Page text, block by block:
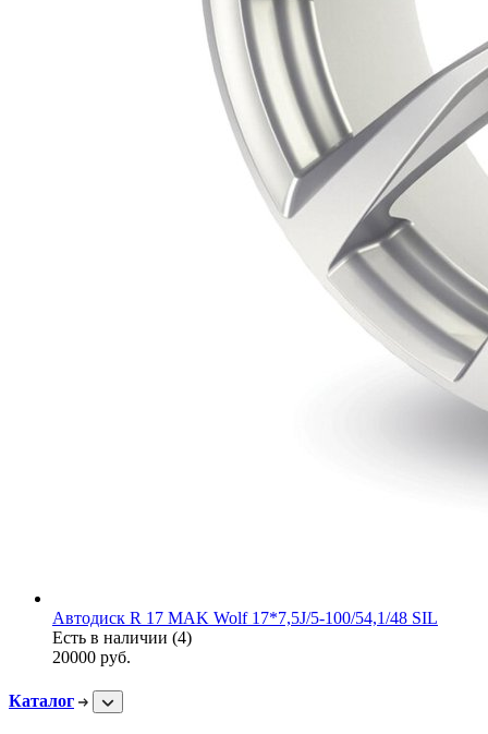
Автодиск R 17 MAK Wolf 17*7,5J/5-100/54,1/48 SIL
Есть в наличии (4)
20000 руб.
Каталог